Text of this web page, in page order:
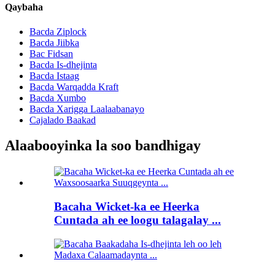
Qaybaha
Bacda Ziplock
Bacda Jiibka
Bac Fidsan
Bacda Is-dhejinta
Bacda Istaag
Bacda Warqadda Kraft
Bacda Xumbo
Bacda Xarigga Laalaabanayo
Cajalado Baakad
Alaabooyinka la soo bandhigay
Bacaha Wicket-ka ee Heerka
Cuntada ah ee loogu talagalay ...